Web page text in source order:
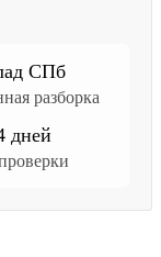
СПб
разборка
дней